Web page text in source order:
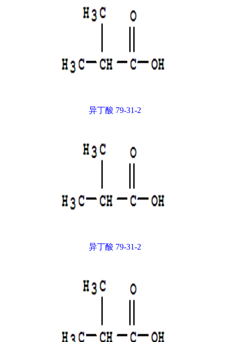
异丁酸 79-31-2
异丁酸 79-31-2